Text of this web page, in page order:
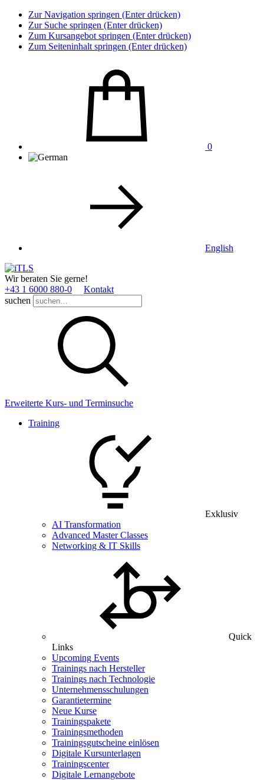
Zur Navigation springen (Enter drücken)
Zur Suche springen (Enter drücken)
Zum Kursangebot springen (Enter drücken)
Zum Seiteninhalt springen (Enter drücken)
0
English
Wir beraten Sie gerne!
+43 1 6000 880­-0
Kontakt
suchen
Erweiterte Kurs- und Terminsuche
Training
Exklusiv
AI Transformation
Advanced Master Classes
Networking & IT Skills
Quick
Links
Upcoming Events
Trainings nach Hersteller
Trainings nach Technologie
Unternehmensschulungen
Garantietermine
Neue Kurse
Trainingspakete
Trainingsmethoden
Trainingsgutscheine einlösen
Digitale Kursunterlagen
Trainingscenter
Digitale Lernangebote